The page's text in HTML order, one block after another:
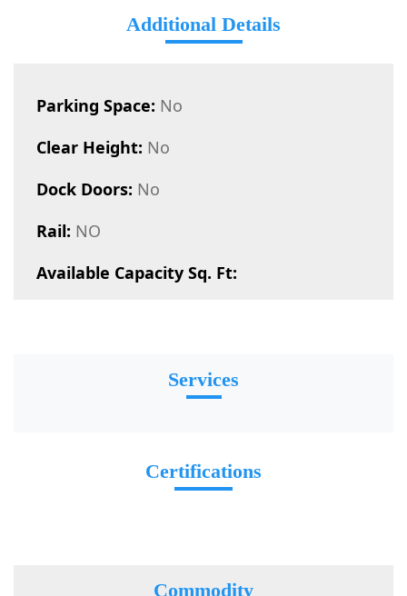
Additional Details
Parking Space: No
Clear Height: No
Dock Doors: No
Rail: NO
Available Capacity Sq. Ft:
Services
Certifications
Commodity